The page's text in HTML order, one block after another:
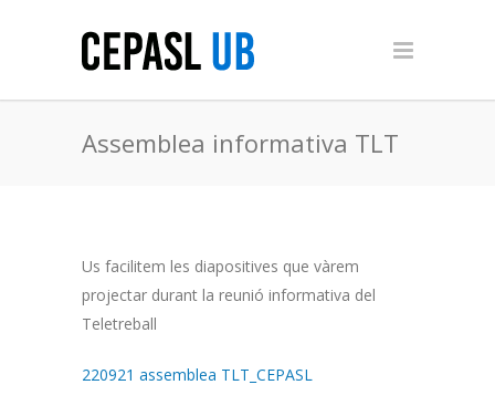
Assemblea informativa TLT
Us facilitem les diapositives que vàrem
projectar durant la reunió informativa del
Teletreball
220921 assemblea TLT_CEPASL